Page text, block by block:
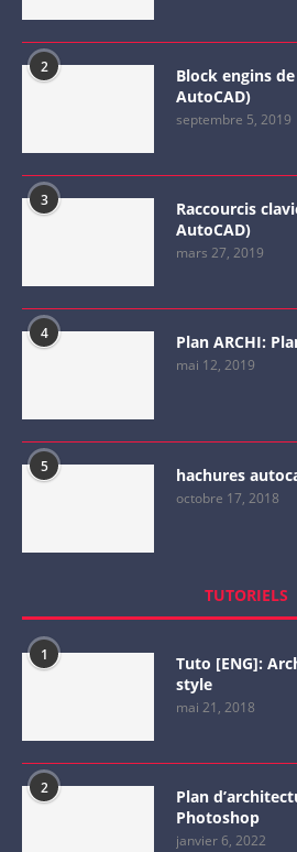
2
Block engins
AutoCAD)
septembre 5, 2019
3
Raccourcis
AutoCAD)
mars 27, 2019
4 Plan ARCHI:
mai 12, 2019
5 hachures
octobre 17, 2018
TUTORIELS
1
Tuto [ENG]:
style
mai 21, 2018
2
Plan
Photoshop
janvier 6, 2022